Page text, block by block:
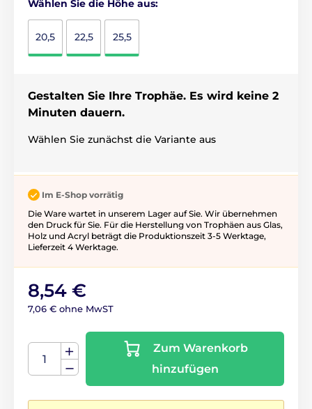
Wählen Sie die Höhe aus:
20,5 22,5 25,5
Gestalten Sie Ihre Trophäe. Es wird keine 2
Minuten dauern.
Wählen Sie zunächst die Variante aus
Im E-Shop vorrätig
Die Ware wartet in unserem Lager auf Sie. Wir übernehmen
den Druck für Sie. Für die Herstellung von Trophäen aus Glas,
Holz und Acryl beträgt die Produktionszeit 3-5 ​​Werktage,
Lieferzeit 4 Werktage.
8,54 €
7,06 € ohne MwST
Zum Warenkorb
hinzufügen